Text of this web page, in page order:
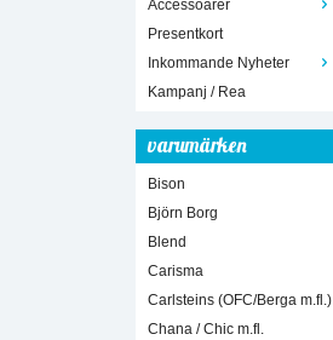
Accessoarer
Presentkort
Inkommande Nyheter
Kampanj / Rea
varumärken
Bison
Björn Borg
Blend
Carisma
Carlsteins (OFC/Berga m.fl.)
Chana / Chic m.fl.